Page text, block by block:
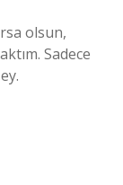
olsun,
Sadece